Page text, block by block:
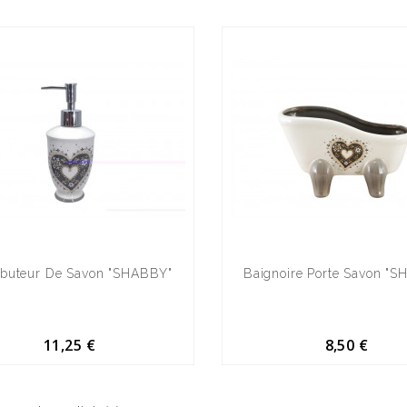
De Savon "SHABBY"
11,25 €
Baignoire Porte Savon
8,50 €